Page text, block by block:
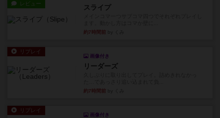
レビュー スライプ
約7時間前
リプレイ
画像付き
リーダーズ
約7時間前
リプレイ
画像付き